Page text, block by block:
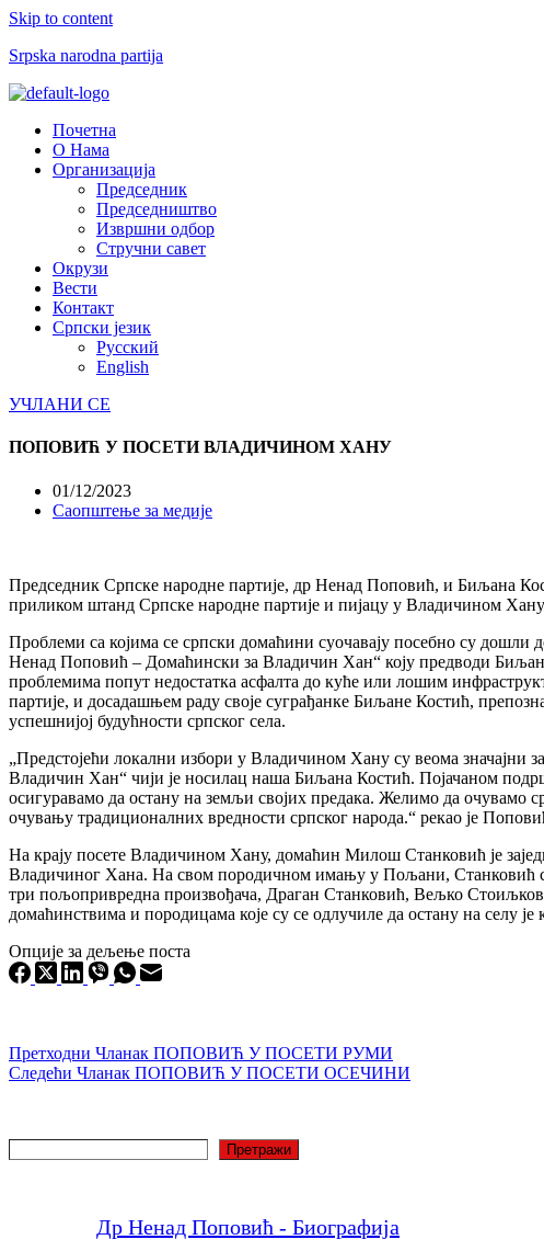
Skip to content
Srpska narodna partija
Menu
Почетна
О Нама
Организација
Председник
Председништво
Извршни одбор
Стручни савет
Окрузи
Вести
Контакт
Српски језик
Русский
English
УЧЛАНИ СЕ
ПОПОВИЋ У ПОСЕТИ ВЛАДИЧИНОМ ХАНУ
01/12/2023
Саопштење за медије
Председник Српске народне партије, др Ненад Поповић, и Биљана
приликом штанд Српске народне партије и пијацу у Владичином
Проблеми са којима се српски домаћини суочавају посебно су
Ненад Поповић – Домаћински за Владичин Хан“ коју предводи
проблемима попут недостатка асфалта до куће или лошим
партије, и досадашњем раду своје суграђанке Биљане Костић,
успешнијој будућности српског села.
„Предстојећи локални избори у Владичином Хану су веома
Владичин Хан“ чији је носилац наша Биљана Костић. Појачаном
осигуравамо да остану на земљи својих предака. Желимо да очувамо
очувању традиционалних вредности српског народа.“ рекао је
На крају посете Владичином Хану, домаћин Милош Станковић је
Владичиног Хана. На свом породичном имању у Пољани, Станковић
три пољопривредна произвођача, Драган Станковић, Вељко
домаћинствима и породицама које су се одлучиле да остану на селу
Опције за дељење поста
Претходни Чланак ПОПОВИЋ У ПОСЕТИ РУМИ
Следећи Чланак ПОПОВИЋ У ПОСЕТИ ОСЕЧИНИ
Претражи
Др Ненад Поповић - Биографија